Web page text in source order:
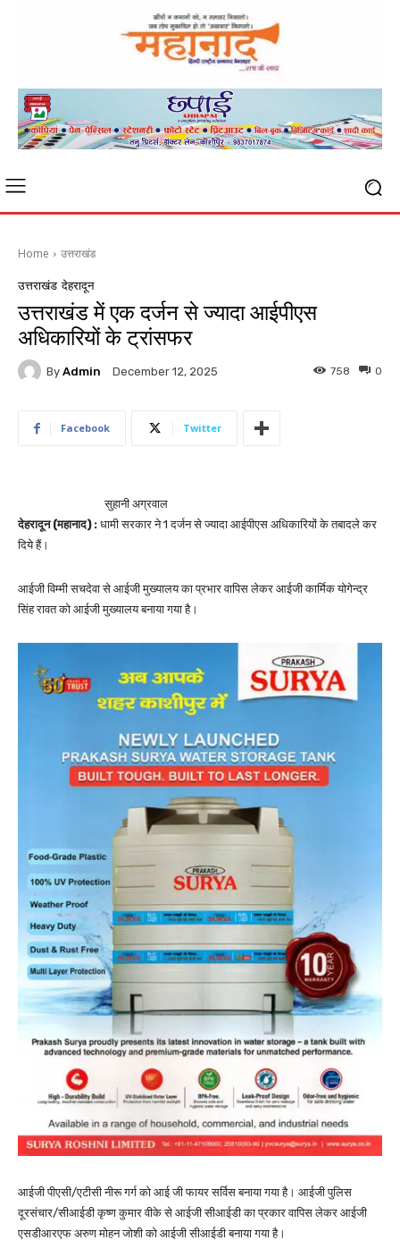
Home उत्तराखंड
उत्तराखंड देहरादून
उत्तराखंड में एक दर्जन से ज्यादा आईपीएस
अधिकारियों के ट्रांसफर
By Admin December 12, 2025 0
758
Facebook Twitter
सुहानी अग्रवाल
देहरादून (महानाद) : धामी सरकार ने 1 दर्जन से ज्यादा आईपीएस अधिकारियों के तबादले कर
दिये हैं।
आईजी विम्मी सचदेवा से आईजी मुख्यालय का प्रभार वापिस लेकर आईजी कार्मिक योगेन्द्र
सिंह रावत को आईजी मुख्यालय बनाया गया है।
आईजी पीएसी/एटीसी नीरू गर्ग को आई जी फायर सर्विस बनाया गया है। आईजी पुलिस
दूरसंचार/सीआईडी कृष्ण कुमार वीके से आईजी सीआईडी का प्रकार वापिस लेकर आईजी
एसडीआरएफ अरुण मोहन जोशी को आईजी सीआईडी बनाया गया है।